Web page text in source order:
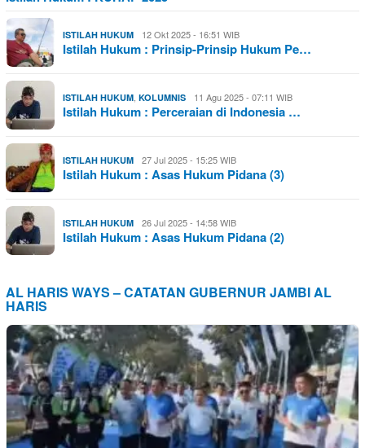
ISTILAH HUKUM 12 Okt 2025 - 16:51 WIB
Istilah Hukum : Prinsip-Prinsip Hukum Pe…
ISTILAH HUKUM, KOLUMNIS 11 Agu 2025 - 07:11 WIB
Istilah Hukum : Perceraian di Indonesia …
ISTILAH HUKUM 27 Jul 2025 - 15:25 WIB
Istilah Hukum : Asas Hukum Pidana (3)
ISTILAH HUKUM 26 Jul 2025 - 14:58 WIB
Istilah Hukum : Asas Hukum Pidana (2)
AL HARIS WAYS – CATATAN GUBERNUR JAMBI AL
HARIS